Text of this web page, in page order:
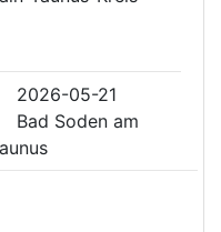
2026-05-21
Bad Soden am